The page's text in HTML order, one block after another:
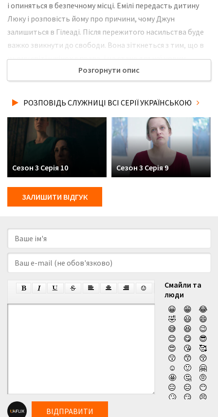
і опиняться в безпечному місці. Емілі передасть дитину
Люку і розповість йому про причини, чому Джун
залишиться в Гілеаді. Після пережитого насильства буде
важко звикнути до свободи. Вона зіткнеться з тим, що в
цьому світі у жінок є права, і це стане для неї новим
досвідом. Разом із Люком і Мойрою вони братимуть
співтовариства дій проти Гілеаду. Не забудьте
серіалу Розповідь служниці українською мовою, у хорошій
hd якості та з українськими субтитрами!
Розгорнути опис
РОЗПОВІДЬ СЛУЖНИЦІ ВСІ СЕРІЇ УКРАЇНСЬКОЮ
Сезон 3 Серія 10 Сезон 3 Серія 9
ЗАЛИШИТИ ВІДГУК
Смайли та
люди
😀
😁
😂
🤣
😃
😄
😅
😆
😉
😊
😋
😎
😍
😘
🥰
😗
😙
😚
☺️
🙂
🤗
🤩
🤔
🤨
😐
😑
😶
🙄
😏
😣
ВІДПРАВИТИ